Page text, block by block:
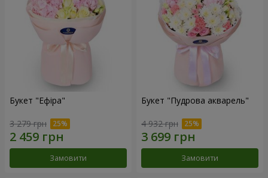
Букет "Ефіра"
3 279 грн
Замовити
Букет "Пудрова акварель"
4 932 грн
Замовити